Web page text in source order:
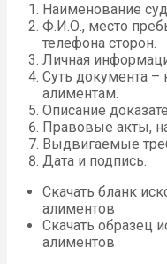
Наименование
Ф.И.О., место
телефона сторон.
Личная
Суть документа
алиментам.
Описание
Правовые акты,
Выдвигаемые
Дата и подпись.
Скачать бланк
алиментов
Скачать образец
алиментов